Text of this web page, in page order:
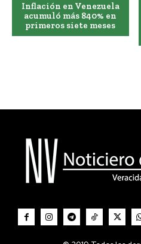
Inflación en Venezuela
acumuló más 840% en
primeros siete meses